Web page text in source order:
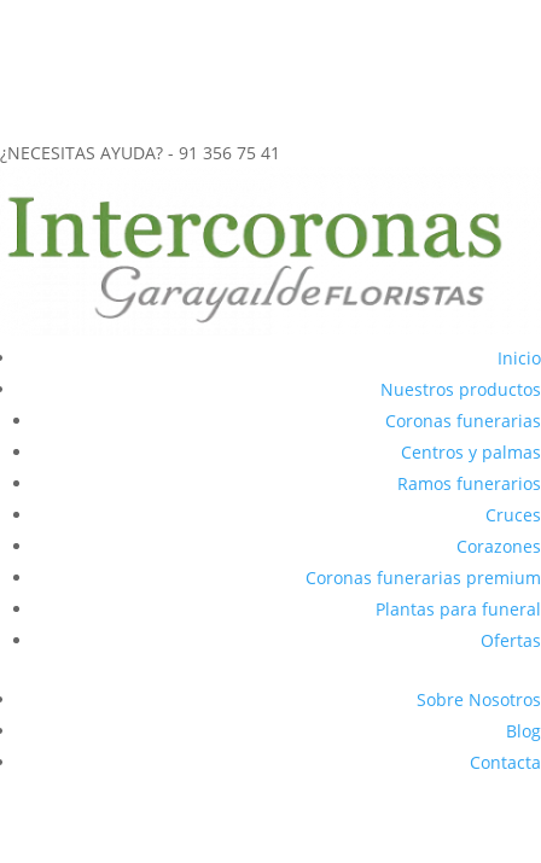
¿NECESITAS AYUDA? - 91 356 75 41
Inicio
Nuestros productos
Coronas funerarias
Centros y palmas
Ramos funerarios
Cruces
Corazones
Coronas funerarias premium
Plantas para funeral
Ofertas
Sobre Nosotros
Blog
Contacta